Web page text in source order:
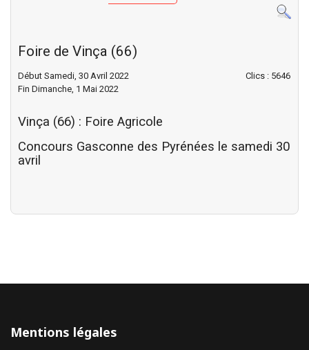
Foire de Vinça (66)
Début Samedi, 30 Avril 2022
Fin Dimanche, 1 Mai 2022
Clics : 5646
Vinça (66) : Foire Agricole
Concours Gasconne des Pyrénées le samedi 30
avril
Mentions légales